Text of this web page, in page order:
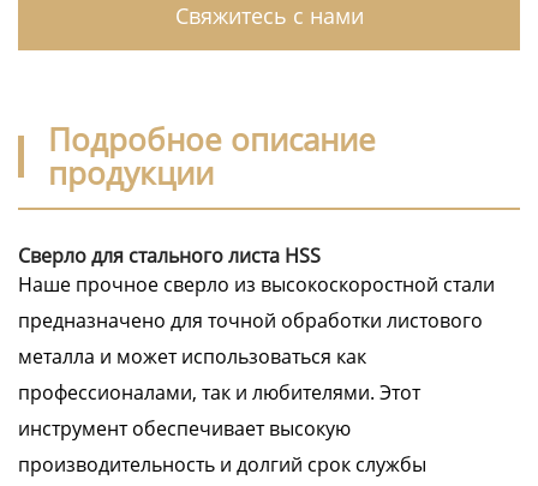
Свяжитесь с нами
Подробное описание
продукции
Сверло для стального листа HSS
Наше прочное сверло из высокоскоростной стали
предназначено для точной обработки листового
металла и может использоваться как
профессионалами, так и любителями. Этот
инструмент обеспечивает высокую
производительность и долгий срок службы